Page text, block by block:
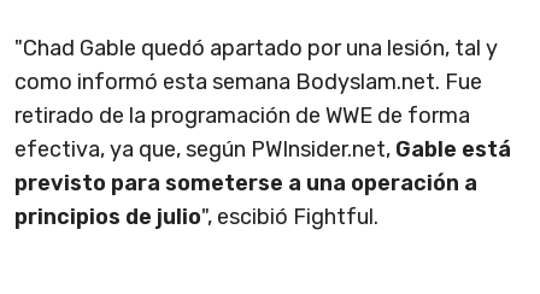
"Chad Gable quedó apartado por una lesión, tal y
como informó esta semana Bodyslam.net. Fue
retirado de la programación de WWE de forma
efectiva, ya que, según PWInsider.net, Gable está
previsto para someterse a una operación a
principios de julio", escibió Fightful.